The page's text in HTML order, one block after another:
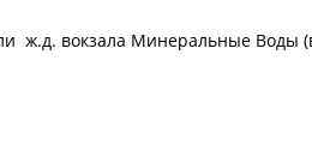
ж.д. вокзала Минеральные Воды